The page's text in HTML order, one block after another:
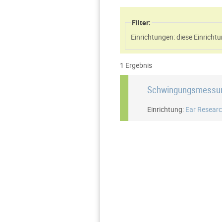
Filter:
Einrichtungen: diese
1 Ergebnis
Einrichtung: Ear